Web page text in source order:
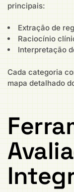
principais:
Extração de
Raciocínio
Interpretação
Cada categoria
mapa detalhado